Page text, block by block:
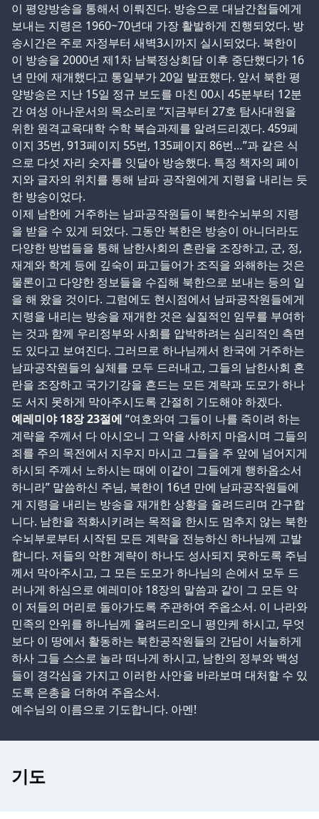
이 평양방송을 통해서 이뤄진다. 방송으로 대남간첩들에게
보내는 지령은 1960~70년대 가장 활발하게 진행되었다. 방
송시간은 주로 자정부터 새벽3시까지 실시되었다. 북한이
이 방송을 2000년 제1차 남북정상회담 이후 중단했다가 16
년 만에 재개했다고 통일부가 20일 발표했다. 앞서 북한 평
양방송은 지난 15일 정규 보도를 마친 00시 45분부터 12분
간 여성 아나운서의 목소리로 “지금부터 27호 탐사대원을
위한 원격교육대학 수학 복습과제를 알려드리겠다. 459페
이지 35번, 913페이지 55번, 135페이지 86번…”과 같은 식
으로 다섯 자리 숫자를 잇달아 방송했다. 특정 책자의 페이
지와 글자의 위치를 통해 남파 공작원에게 지령을 내리는 듯
한 방송이었다.
이제 남한에 거주하는 남파공작원들이 북한수뇌부의 지령
을 받을 수 있게 되었다. 그동안 북한은 방송이 아니더라도
다양한 방법들을 통해 남한사회의 혼란을 조장하고, 군, 정,
재계와 학계 등에 깊숙이 파고들어가 조직을 와해하는 것은
물론이고 다양한 정보들을 수집해 북한으로 보내는 등의 일
을 해 왔을 것이다. 그럼에도 현시점에서 남파공작원들에게
지령을 내리는 방송을 재개한 것은 실질적인 임무를 부여하
는 것과 함께 우리정부와 사회를 압박하려는 심리적인 측면
도 있다고 보여진다. 그러므로 하나님께서 한국에 거주하는
남파공작원들의 실체를 모두 드러내고, 그들의 남한사회 혼
란을 조장하고 국가기강을 흔드는 모든 계략과 도모가 하나
도 서지 못하게 막아주시도록 간절히 기도해야 하겠다.
예레미야 18장 23절에 “여호와여 그들이 나를 죽이려 하는
계략을 주께서 다 아시오니 그 악을 사하지 마옵시며 그들의
죄를 주의 목전에서 지우지 마시고 그들을 주 앞에 넘어지게
하시되 주께서 노하시는 때에 이같이 그들에게 행하옵소서
하니라” 말씀하신 주님, 북한이 16년 만에 남파공작원들에
게 지령을 내리는 방송을 재개한 상황을 올려드리며 간구합
니다. 남한을 적화시키려는 목적을 한시도 멈추지 않는 북한
수뇌부로부터 시작된 모든 계략을 전능하신 하나님께 고발
합니다. 저들의 악한 계략이 하나도 성사되지 못하도록 주님
께서 막아주시고, 그 모든 도모가 하나님의 손에서 모두 드
러나게 하심으로 예레미야 18장의 말씀과 같이 그 모든 악
이 저들의 머리로 돌아가도록 주관하여 주옵소서. 이 나라와
민족의 안위를 하나님께 올려드리오니 평안케 하시고, 무엇
보다 이 땅에서 활동하는 북한공작원들의 간담이 서늘하게
하사 그들 스스로 놀라 떠나게 하시고, 남한의 정부와 백성
들이 경각심을 가지고 이러한 사안을 바라보며 대처할 수 있
도록 은총을 더하여 주옵소서.
예수님의 이름으로 기도합니다. 아멘!
기도